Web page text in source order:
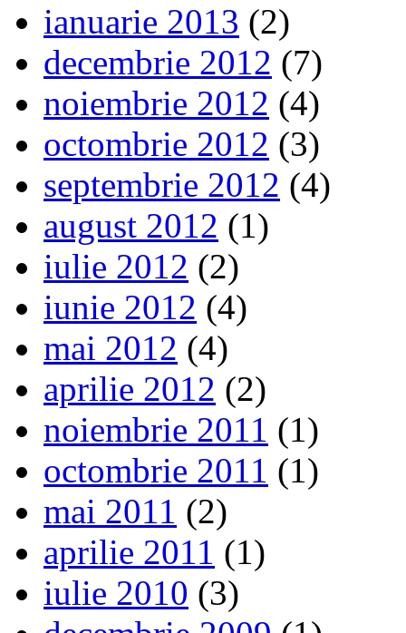
ianuarie 2013 (2)
decembrie 2012 (7)
noiembrie 2012 (4)
octombrie 2012 (3)
septembrie 2012 (4)
august 2012 (1)
iulie 2012 (2)
iunie 2012 (4)
mai 2012 (4)
aprilie 2012 (2)
noiembrie 2011 (1)
octombrie 2011 (1)
mai 2011 (2)
aprilie 2011 (1)
iulie 2010 (3)